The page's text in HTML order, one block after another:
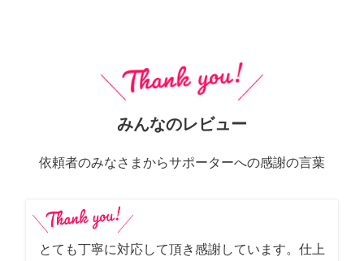
みんなのレビュー
依頼者のみなさまからサポーターへの感謝の言葉
とても丁寧に対応して頂き感謝しています。仕上